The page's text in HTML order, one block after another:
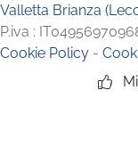
Valletta Brianza
P.iva :
Cookie Policy -